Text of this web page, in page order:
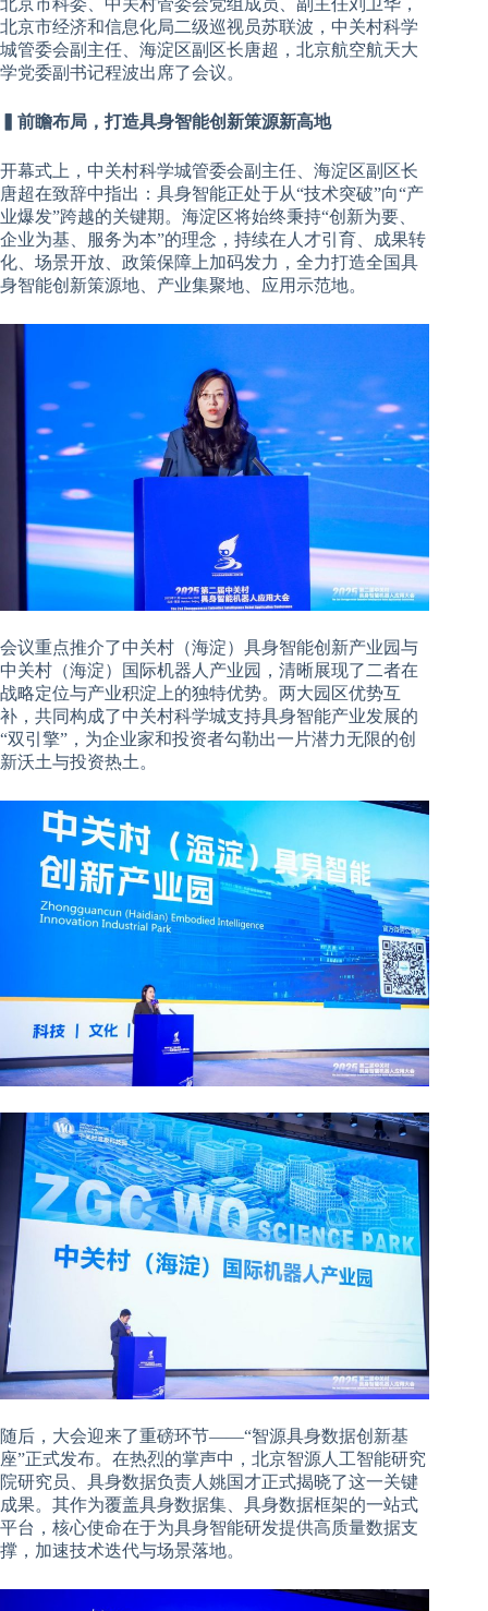
北京市经济和信息化局二级巡视员苏联波，中关村科学
城管委会副主任、海淀区副区长唐超，北京航空航天大
学党委副书记程波出席了会议。
▍前瞻布局，打造具身智能创新策源新高地
开幕式上，中关村科学城管委会副主任、海淀区副区长
唐超在致辞中指出：具身智能正处于从“技术突破”向“产
业爆发”跨越的关键期。海淀区将始终秉持“创新为要、
企业为基、服务为本”的理念，持续在人才引育、成果转
化、场景开放、政策保障上加码发力，全力打造全国具
身智能创新策源地、产业集聚地、应用示范地。
会议重点推介了中关村（海淀）具身智能创新产业园与
中关村（海淀）国际机器人产业园，清晰展现了二者在
战略定位与产业积淀上的独特优势。两大园区优势互
补，共同构成了中关村科学城支持具身智能产业发展的
“双引擎”，为企业家和投资者勾勒出一片潜力无限的创
新沃土与投资热土。
随后，大会迎来了重磅环节——“智源具身数据创新基
座”正式发布。在热烈的掌声中，北京智源人工智能研究
院研究员、具身数据负责人姚国才正式揭晓了这一关键
成果。其作为覆盖具身数据集、具身数据框架的一站式
平台，核心使命在于为具身智能研发提供高质量数据支
撑，加速技术迭代与场景落地。